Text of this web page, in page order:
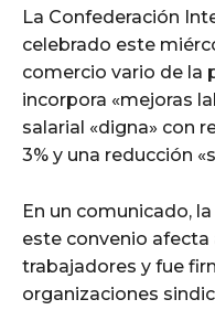
La Confederación
celebrado este
comercio vario de la
incorpora «mejoras
salarial «digna» con
3% y una reducción
En un comunicado,
este convenio afecta
trabajadores y fue
organizaciones